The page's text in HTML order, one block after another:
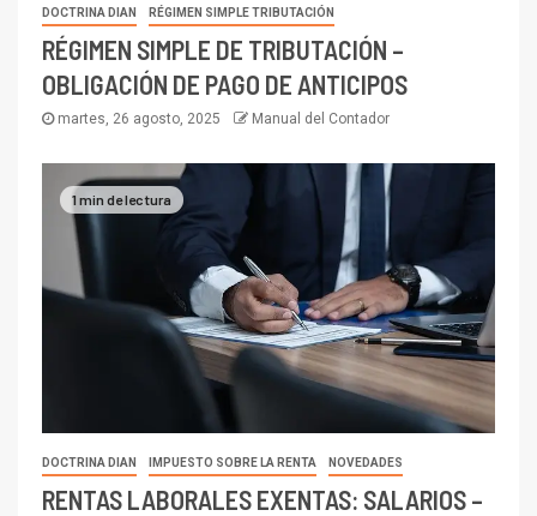
DOCTRINA DIAN RÉGIMEN SIMPLE TRIBUTACIÓN
RÉGIMEN SIMPLE DE TRIBUTACIÓN –
OBLIGACIÓN DE PAGO DE ANTICIPOS
martes, 26 agosto, 2025 Manual del Contador
1 min de lectura
DOCTRINA DIAN IMPUESTO SOBRE LA RENTA NOVEDADES
RENTAS LABORALES EXENTAS: SALARIOS –